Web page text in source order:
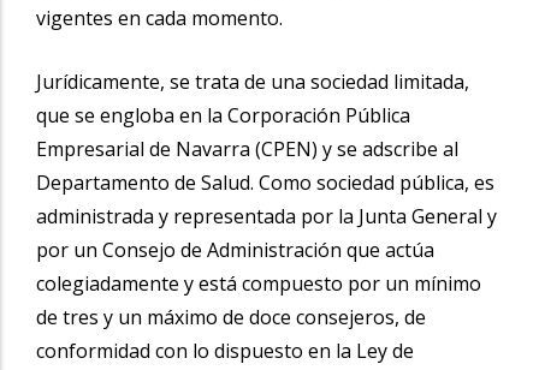
vigentes en cada momento.
Jurídicamente, se trata de una sociedad limitada,
que se engloba en la Corporación Pública
Empresarial de Navarra (CPEN) y se adscribe al
Departamento de Salud. Como sociedad pública, es
administrada y representada por la Junta General y
por un Consejo de Administración que actúa
colegiadamente y está compuesto por un mínimo
de tres y un máximo de doce consejeros, de
conformidad con lo dispuesto en la Ley de